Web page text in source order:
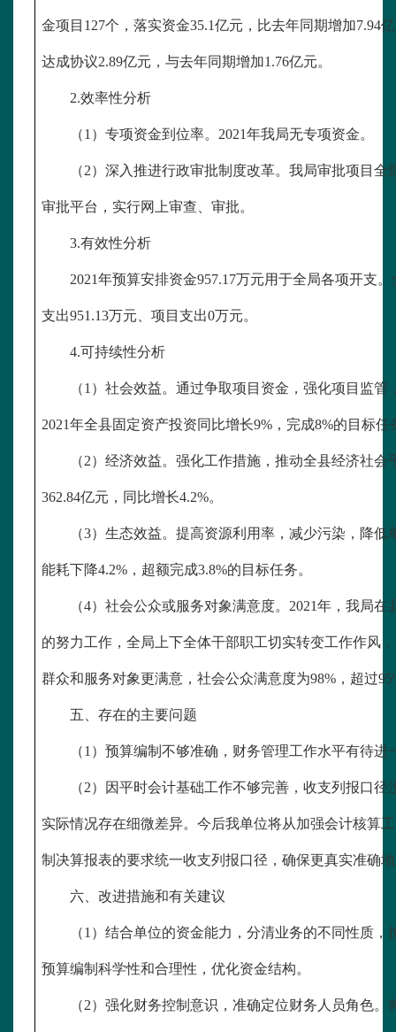
金项目 127个，落实资金35.1亿元，比去年同期增加7.94
达成协议2.89亿元，与去年同期增加1.76亿元。
2.效率性分析
（1）专项资金到位率。2021年我局无专项资金。
（2）深入推进行政审批制度改革。我局审批项目
审批平台，实行网上审查、审批。
3.有效性分析
2021年预算安排资金957.17万元用于全局各项开支
支出951.13万元、项目支出0万元。
4.可持续性分析
（1）社会效益。通过争取项目资金，强化项目监
2021年全县固定资产投资同比增长9%，完成8%的目标任
（2）经济效益。强化工作措施，推动全县经济社会
362.84亿元，同比增长4.2%。
（3）生态效益。提高资源利用率，减少污染，降低
能耗下降4.2%，超额完成3.8%的目标任务。
（4）社会公众或服务对象满意度。2021年，我局
的努力工作，全局上下全体干部职工切实转变工作作风
群众和服务对象更满意，社会公众满意度为98%，超过
五、存在的主要问题
（1）预算编制不够准确，财务管理工作水平有待进
（2）因平时会计基础工作不够完善，收支列报口
实际情况存在细微差异。今后我单位将从加强会计核算
制决算报表的要求统一收支列报口径，确保更真实准确
六、改进措施和有关建议
（1）结合单位的资金能力，分清业务的不同性质
预算编制科学性和合理性，优化资金结构。
（2）强化财务控制意识，准确定位财务人员角色